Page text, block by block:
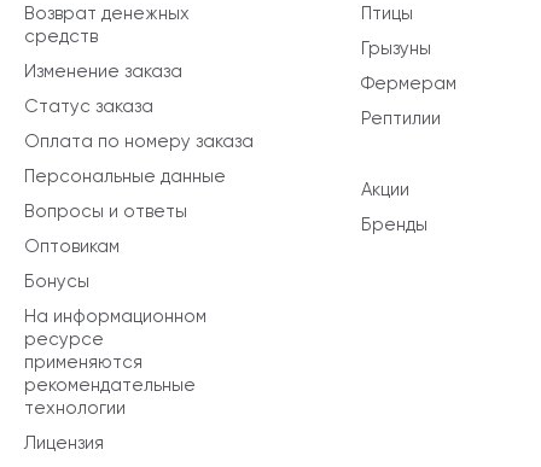
Птицы
Грызуны
Фермерам
Рептилии
Акции
Бренды
Возврат денежных
средств
Изменение заказа
Статус заказа
Оплата по номеру заказа
Персональные данные
Вопросы и ответы
Оптовикам
Бонусы
На информационном
ресурсе
применяются
рекомендательные
технологии
Лицензия